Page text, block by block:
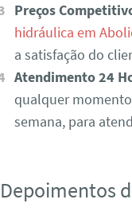
Preços
hidráulica em
a satisfação do
Atendimento 24
qualquer
semana, para
Depoimentos